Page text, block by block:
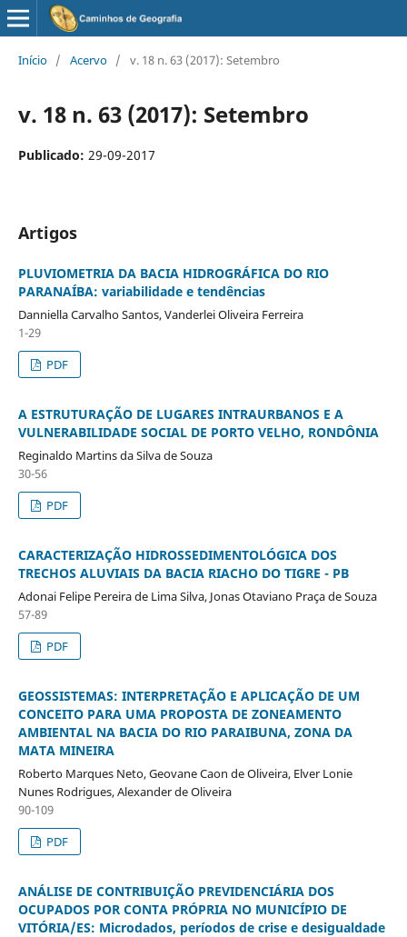
Início / Acervo / v. 18 n. 63 (2017): Setembro
v. 18 n. 63 (2017): Setembro
Publicado: 29-09-2017
Artigos
PLUVIOMETRIA DA BACIA HIDROGRÁFICA DO RIO
PARANAÍBA: variabilidade e tendências
Danniella Carvalho Santos, Vanderlei Oliveira Ferreira
1-29
PDF
A ESTRUTURAÇÃO DE LUGARES INTRAURBANOS E A
VULNERABILIDADE SOCIAL DE PORTO VELHO, RONDÔNIA
Reginaldo Martins da Silva de Souza
30-56
PDF
CARACTERIZAÇÃO HIDROSSEDIMENTOLÓGICA DOS
TRECHOS ALUVIAIS DA BACIA RIACHO DO TIGRE - PB
Adonai Felipe Pereira de Lima Silva, Jonas Otaviano Praça de Souza
57-89
PDF
GEOSSISTEMAS: INTERPRETAÇÃO E APLICAÇÃO DE UM
CONCEITO PARA UMA PROPOSTA DE ZONEAMENTO
AMBIENTAL NA BACIA DO RIO PARAIBUNA, ZONA DA
MATA MINEIRA
Roberto Marques Neto, Geovane Caon de Oliveira, Elver Lonie
Nunes Rodrigues, Alexander de Oliveira
90-109
PDF
ANÁLISE DE CONTRIBUIÇÃO PREVIDENCIÁRIA DOS
OCUPADOS POR CONTA PRÓPRIA NO MUNICÍPIO DE
VITÓRIA/ES: Microdados, períodos de crise e desigualdade